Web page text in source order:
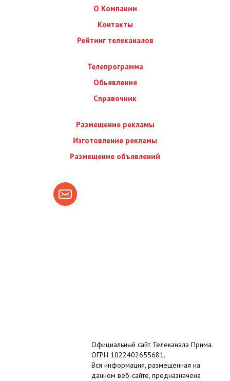
О Компании
Контакты
Рейтинг телеканалов
Телепрограмма
Обьявления
Справочник
Размещение рекламы
Изготовление рекламы
Размещение объявлений
Официальный сайт Телеканала Прима.
ОГРН 1022402655681.
Вся информация, размещенная на
данном веб-сайте, предназначена